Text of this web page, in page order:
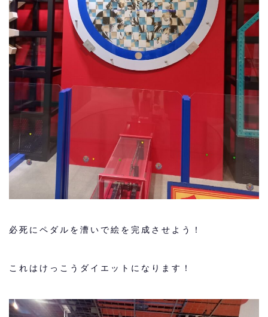
必死にペダルを漕いで絵を完成させよう！
これはけっこうダイエットになります！